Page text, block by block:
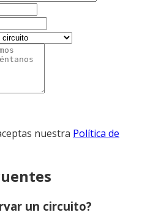
nuestra Política de
un circuito?